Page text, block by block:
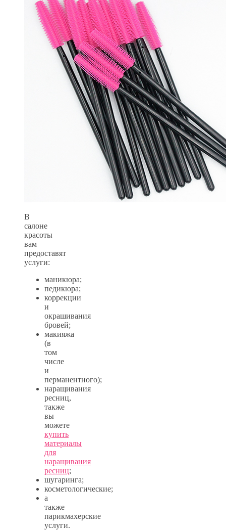
В
салоне
красоты
вам
предоставят
услуги:
маникюра;
педикюра;
коррекции
и
окрашивания
бровей;
макияжа
(в
том
числе
и
перманентного);
наращивания
ресниц,
также
вы
можете
купить
материалы
для
наращивания
ресниц;
шугаринга;
косметологические;
а
также
парикмахерские
услуги.